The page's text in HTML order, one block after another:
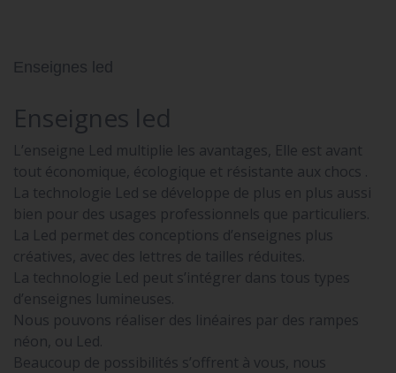
Enseignes led
Enseignes led
L’enseigne Led multiplie les avantages, Elle est avant
tout économique, écologique et résistante aux chocs .
La technologie Led se développe de plus en plus aussi
bien pour des usages professionnels que particuliers.
La Led permet des conceptions d’enseignes plus
créatives, avec des lettres de tailles réduites.
La technologie Led peut s’intégrer dans tous types
d’enseignes lumineuses.
Nous pouvons réaliser des linéaires par des rampes
néon, ou Led.
Beaucoup de possibilités s’offrent à vous, nous